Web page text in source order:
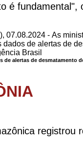
é fundamental",
de alertas de desmatamento
registrou